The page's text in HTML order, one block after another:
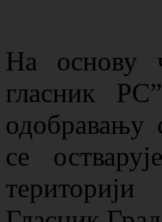
Нa oснoву
гласник
одобравању
се